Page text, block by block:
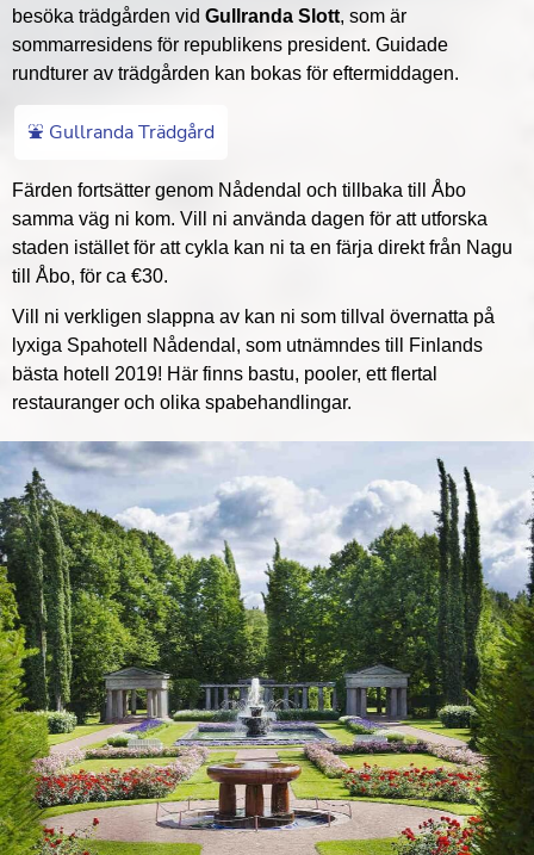
besöka trädgården vid Gullranda Slott, som är
sommarresidens för republikens president. Guidade
rundturer av trädgården kan bokas för eftermiddagen.
⛲️ Gullranda Trädgård
Färden fortsätter genom Nådendal och tillbaka till Åbo
samma väg ni kom. Vill ni använda dagen för att utforska
staden istället för att cykla kan ni ta en färja direkt från Nagu
till Åbo, för ca €30.
Vill ni verkligen slappna av kan ni som tillval övernatta på
lyxiga Spahotell Nådendal, som utnämndes till Finlands
bästa hotell 2019! Här finns bastu, pooler, ett flertal
restauranger och olika spabehandlingar.